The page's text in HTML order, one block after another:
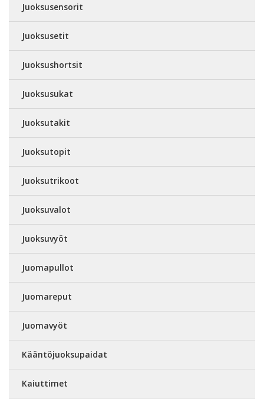
Juoksusensorit
Juoksusetit
Juoksushortsit
Juoksusukat
Juoksutakit
Juoksutopit
Juoksutrikoot
Juoksuvalot
Juoksuvyöt
Juomapullot
Juomareput
Juomavyöt
Kääntöjuoksupaidat
Kaiuttimet